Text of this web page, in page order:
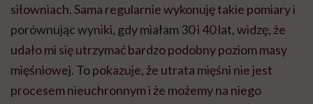
siłowniach. Sama regularnie wykonuję takie pomiary i
porównując wyniki, gdy miałam 30 i 40 lat, widzę, że
udało mi się utrzymać bardzo podobny poziom masy
mięśniowej. To pokazuje, że utrata mięśni nie jest
procesem nieuchronnym i że możemy na niego